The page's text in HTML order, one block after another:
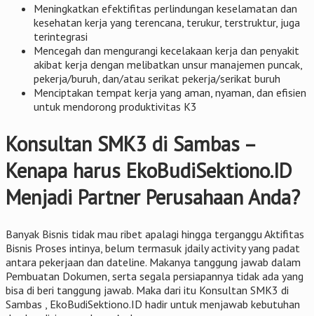
Meningkatkan efektifitas perlindungan keselamatan dan
kesehatan kerja yang terencana, terukur, terstruktur, juga
terintegrasi
Mencegah dan mengurangi kecelakaan kerja dan penyakit
akibat kerja dengan melibatkan unsur manajemen puncak,
pekerja/buruh, dan/atau serikat pekerja/serikat buruh
Menciptakan tempat kerja yang aman, nyaman, dan efisien
untuk mendorong produktivitas K3
Konsultan SMK3 di Sambas –
Kenapa harus EkoBudiSektiono.ID
Menjadi Partner Perusahaan Anda?
Banyak Bisnis tidak mau ribet apalagi hingga terganggu Aktifitas
Bisnis Proses intinya, belum termasuk jdaily activity yang padat
antara pekerjaan dan dateline. Makanya tanggung jawab dalam
Pembuatan Dokumen, serta segala persiapannya tidak ada yang
bisa di beri tanggung jawab. Maka dari itu Konsultan SMK3 di
Sambas , EkoBudiSektiono.ID hadir untuk menjawab kebutuhan